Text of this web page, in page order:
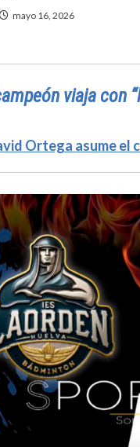
mayo 16, 2026
viaja con
Ortega asume el